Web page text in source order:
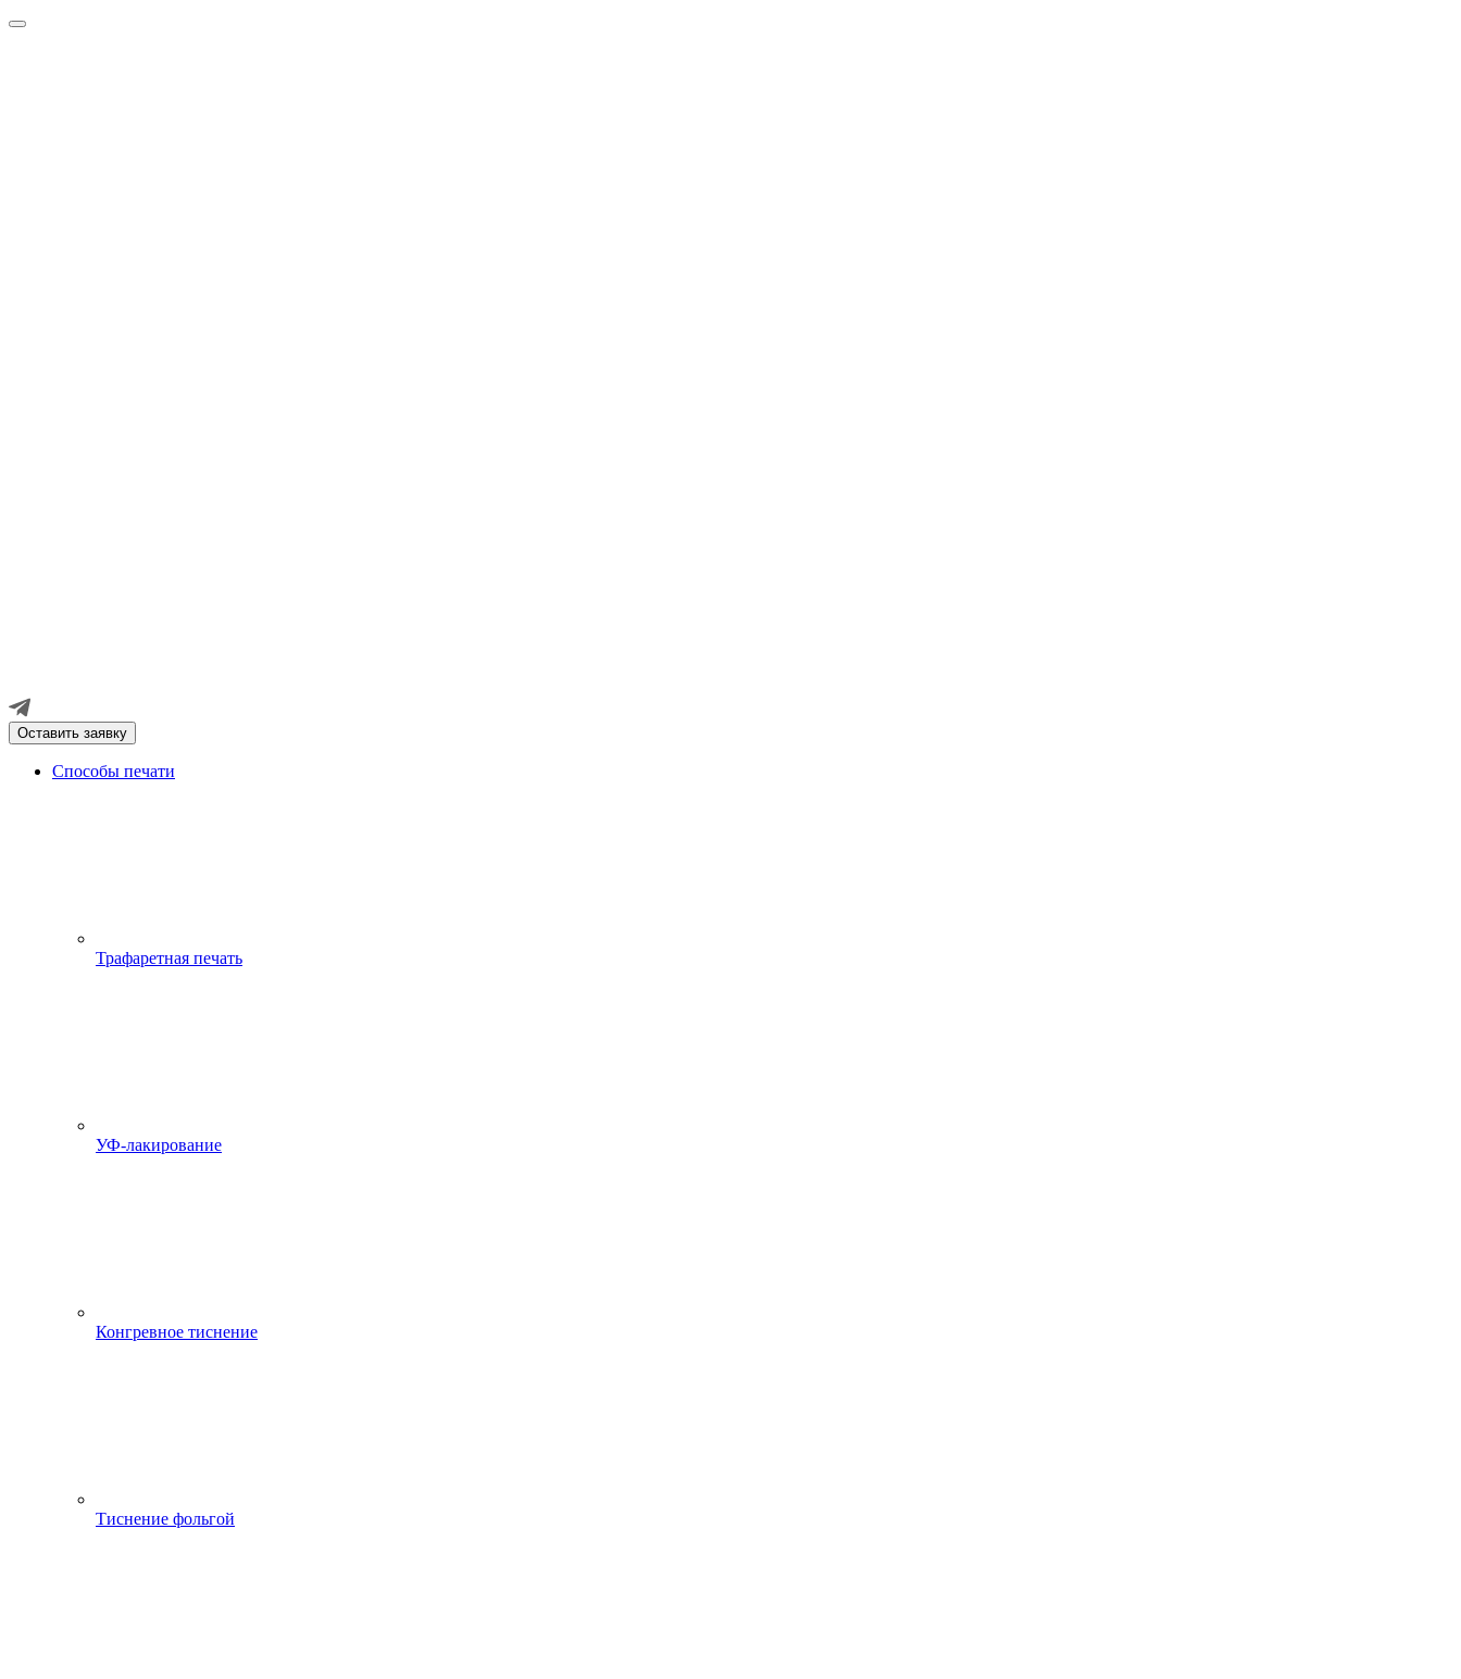
Оставить заявку
Способы печати
Трафаретная печать
УФ-лакирование
Конгревное тиснение
Тиснение фольгой